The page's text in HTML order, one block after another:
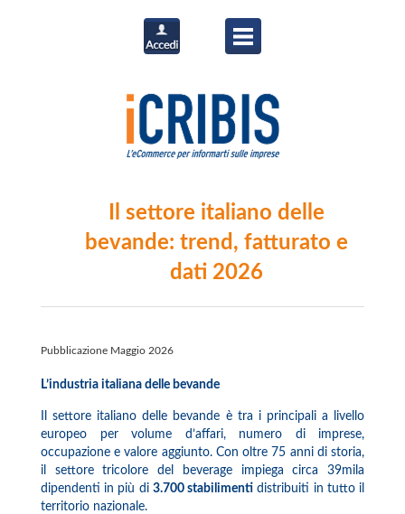
Il settore italiano delle
bevande: trend, fatturato e
dati 2026
Pubblicazione Maggio 2026
L’industria italiana delle bevande
Il settore italiano delle bevande è tra i principali a livello
europeo per volume d’affari, numero di imprese,
occupazione e valore aggiunto. Con oltre 75 anni di storia,
il settore tricolore del beverage impiega circa 39mila
dipendenti in più di 3.700 stabilimenti distribuiti in tutto il
territorio nazionale.